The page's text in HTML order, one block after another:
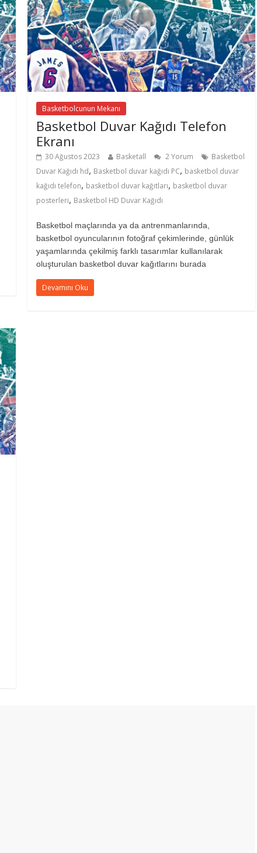
Basketbolcunun Mekanı
Basketbol Duvar Kağıdı Telefon
Ekranı
30 Ağustos 2023 Basketall 2 Yorum
Basketbol
Duvar Kağıdı hd, Basketbol duvar kağıdı PC, basketbol duvar
kağıdı telefon, basketbol duvar kağıtları, basketbol duvar
posterleri, Basketbol HD Duvar Kağıdı
Basketbol maçlarında ya da antrenmanlarında,
basketbol oyuncularının fotoğraf çekimlerinde, günlük
yaşamlarında çekilmiş farklı tasarımlar kullanılarak
oluşturulan basketbol duvar kağıtlarını burada
Devamını Oku